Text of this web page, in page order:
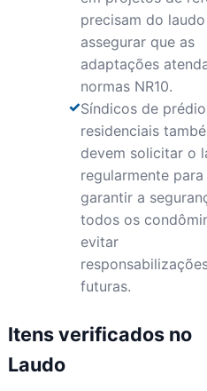
precisam do
assegurar que as
adaptações
normas NR10.
Síndicos de
residenciais
devem solicitar o
regularmente para
garantir a
todos os
evitar
futuras.
Itens verificados no
Laudo